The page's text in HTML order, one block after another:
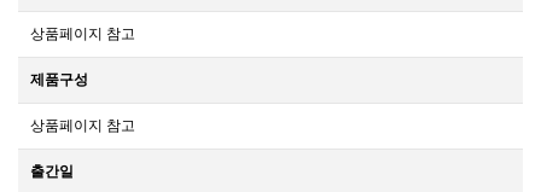
상품페이지 참고
제품구성
상품페이지 참고
출간일